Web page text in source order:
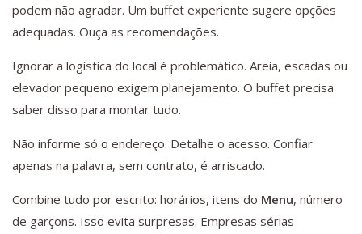
podem não agradar. Um buffet experiente sugere opções
adequadas. Ouça as recomendações.
Ignorar a logística do local é problemático. Areia, escadas ou
elevador pequeno exigem planejamento. O buffet precisa
saber disso para montar tudo.
Não informe só o endereço. Detalhe o acesso. Confiar
apenas na palavra, sem contrato, é arriscado.
Combine tudo por escrito: horários, itens do Menu, número
de garçons. Isso evita surpresas. Empresas sérias